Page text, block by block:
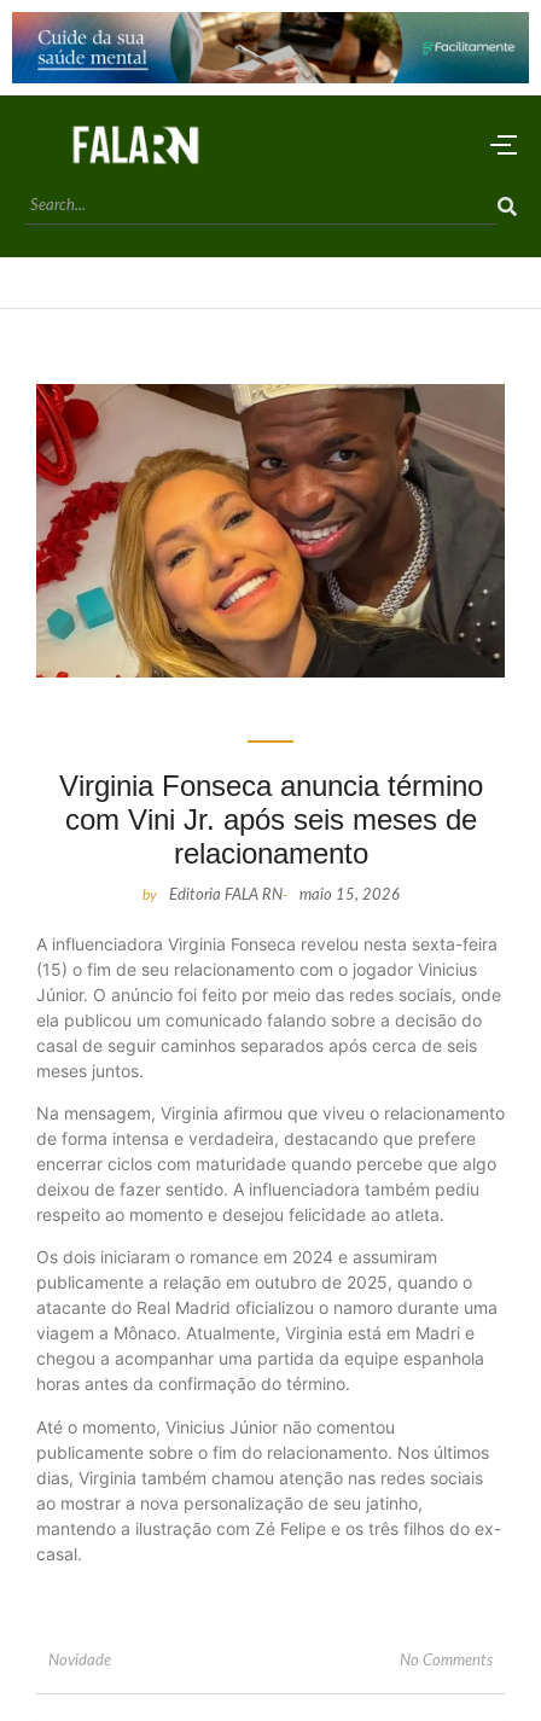
Virginia Fonseca anuncia término
com Vini Jr. após seis meses de
relacionamento
by Editoria FALA RN- maio 15, 2026
A influenciadora Virginia Fonseca revelou nesta sexta-feira
(15) o fim de seu relacionamento com o jogador Vinicius
Júnior. O anúncio foi feito por meio das redes sociais, onde
ela publicou um comunicado falando sobre a decisão do
casal de seguir caminhos separados após cerca de seis
meses juntos.
Na mensagem, Virginia afirmou que viveu o relacionamento
de forma intensa e verdadeira, destacando que prefere
encerrar ciclos com maturidade quando percebe que algo
deixou de fazer sentido. A influenciadora também pediu
respeito ao momento e desejou felicidade ao atleta.
Os dois iniciaram o romance em 2024 e assumiram
publicamente a relação em outubro de 2025, quando o
atacante do Real Madrid oficializou o namoro durante uma
viagem a Mônaco. Atualmente, Virginia está em Madri e
chegou a acompanhar uma partida da equipe espanhola
horas antes da confirmação do término.
Até o momento, Vinicius Júnior não comentou
publicamente sobre o fim do relacionamento. Nos últimos
dias, Virginia também chamou atenção nas redes sociais
ao mostrar a nova personalização de seu jatinho,
mantendo a ilustração com Zé Felipe e os três filhos do ex-
casal.
Novidade No Comments